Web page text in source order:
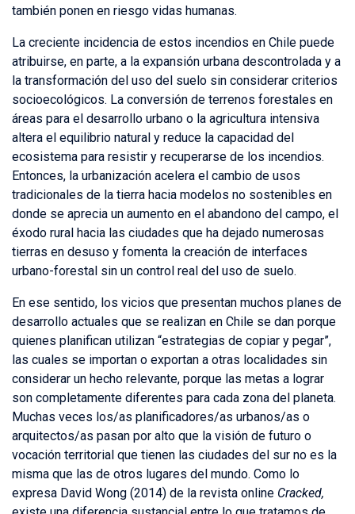
también ponen en riesgo vidas humanas.
La creciente incidencia de estos incendios en Chile puede
atribuirse, en parte, a la expansión urbana descontrolada y a
la transformación del uso del suelo sin considerar criterios
socioecológicos. La conversión de terrenos forestales en
áreas para el desarrollo urbano o la agricultura intensiva
altera el equilibrio natural y reduce la capacidad del
ecosistema para resistir y recuperarse de los incendios.
Entonces, la urbanización acelera el cambio de usos
tradicionales de la tierra hacia modelos no sostenibles en
donde se aprecia un aumento en el abandono del campo, el
éxodo rural hacia las ciudades que ha dejado numerosas
tierras en desuso y fomenta la creación de interfaces
urbano-forestal sin un control real del uso de suelo.
En ese sentido, los vicios que presentan muchos planes de
desarrollo actuales que se realizan en Chile se dan porque
quienes planifican utilizan “estrategias de copiar y pegar”,
las cuales se importan o exportan a otras localidades sin
considerar un hecho relevante, porque las metas a lograr
son completamente diferentes para cada zona del planeta.
Muchas veces los/as planificadores/as urbanos/as o
arquitectos/as pasan por alto que la visión de futuro o
vocación territorial que tienen las ciudades del sur no es la
misma que las de otros lugares del mundo. Como lo
expresa David Wong (2014) de la revista online Cracked,